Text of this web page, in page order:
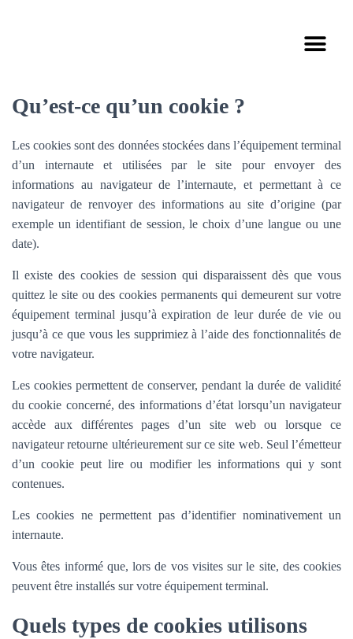
Qu’est-ce qu’un cookie ?
Les cookies sont des données stockées dans l’équipement terminal
d’un internaute et utilisées par le site pour envoyer des
informations au navigateur de l’internaute, et permettant à ce
navigateur de renvoyer des informations au site d’origine (par
exemple un identifiant de session, le choix d’une langue ou une
date).
Il existe des cookies de session qui disparaissent dès que vous
quittez le site ou des cookies permanents qui demeurent sur votre
équipement terminal jusqu’à expiration de leur durée de vie ou
jusqu’à ce que vous les supprimiez à l’aide des fonctionnalités de
votre navigateur.
Les cookies permettent de conserver, pendant la durée de validité
du cookie concerné, des informations d’état lorsqu’un navigateur
accède aux différentes pages d’un site web ou lorsque ce
navigateur retourne ultérieurement sur ce site web. Seul l’émetteur
d’un cookie peut lire ou modifier les informations qui y sont
contenues.
Les cookies ne permettent pas d’identifier nominativement un
internaute.
Vous êtes informé que, lors de vos visites sur le site, des cookies
peuvent être installés sur votre équipement terminal.
Quels types de cookies utilisons